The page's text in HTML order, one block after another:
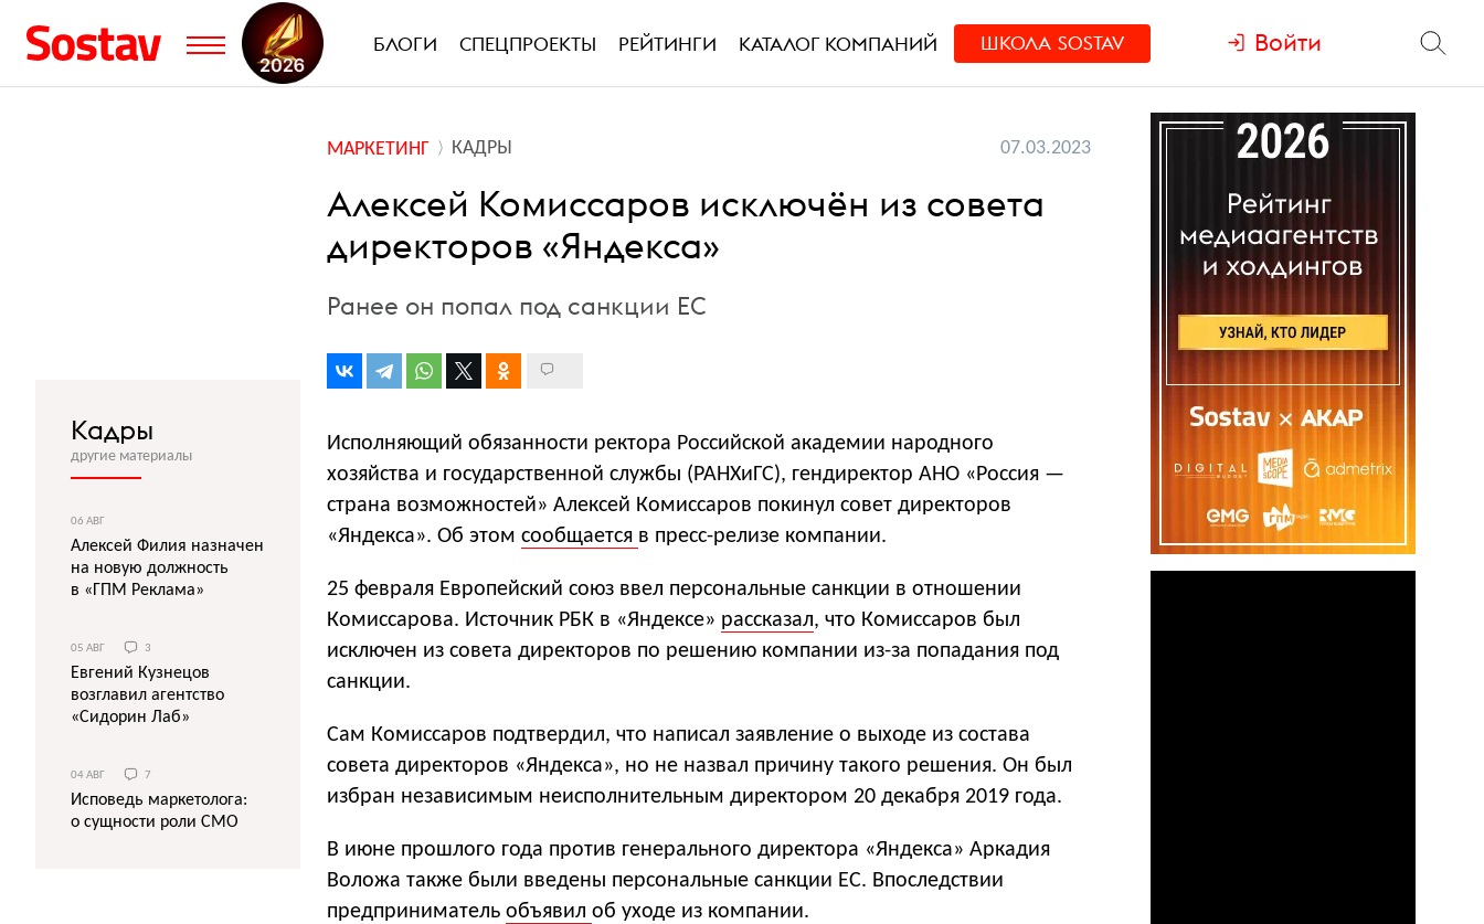
БЛОГИ СПЕЦПРОЕКТЫ РЕЙТИНГИ КАТАЛОГ КОМПАНИЙ ШКОЛА SOSTAV Войти
МАРКЕТИНГ КАДРЫ 07.03.2023
Алексей Комиссаров исключён из совета
директоров «Яндекса»
Ранее он попал под санкции ЕС
Исполняющий обязанности ректора Российской академии народного
хозяйства и государственной службы (РАНХиГС), гендиректор АНО «Россия —
страна возможностей» Алексей Комиссаров покинул совет директоров
«Яндекса». Об этом сообщается в пресс-релизе компании.
25 февраля Европейский союз ввел персональные санкции в отношении
Комиссарова. Источник РБК в «Яндексе» рассказал, что Комиссаров был
исключен из совета директоров по решению компании из-за попадания под
санкции.
Сам Комиссаров подтвердил, что написал заявление о выходе из состава
совета директоров «Яндекса», но не назвал причину такого решения. Он был
избран независимым неисполнительным директором 20 декабря 2019 года.
В июне прошлого года против генерального директора «Яндекса» Аркадия
Воложа также были введены персональные санкции ЕС. Впоследствии
предприниматель объявил об уходе из компании.
Кадры
другие материалы
06 АВГ
Алексей Филия назначен
на новую должность
в «ГПМ Реклама»
05 АВГ 3
Евгений Кузнецов
возглавил агентство
«Сидорин Лаб»
04 АВГ 7
Исповедь маркетолога:
о сущности роли СМО